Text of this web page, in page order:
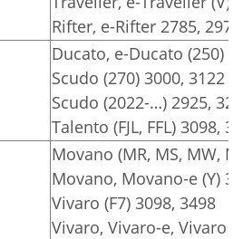
Rifter, e-Rifter 2785, 2975
Ducato, e-Ducato (250)
Scudo (270) 3000, 3122
Scudo (2022-…) 2925,
Talento (FJL, FFL) 3098,
Movano (MR, MS, MW,
Movano, Movano-e (Y)
Vivaro (F7) 3098, 3498
Vivaro, Vivaro-e, Vivaro